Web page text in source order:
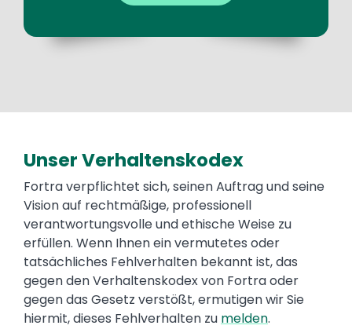
Text
Unser Verhaltenskodex
Fortra verpflichtet sich, seinen Auftrag und seine
Vision auf rechtmäßige, professionell
verantwortungsvolle und ethische Weise zu
erfüllen. Wenn Ihnen ein vermutetes oder
tatsächliches Fehlverhalten bekannt ist, das
gegen den Verhaltenskodex von Fortra oder
gegen das Gesetz verstößt, ermutigen wir Sie
hiermit, dieses Fehlverhalten zu melden.